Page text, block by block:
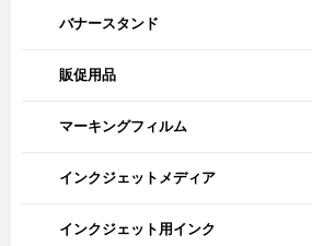
バナースタンド
販促用品
マーキングフィルム
インクジェットメディア
インクジェット用インク